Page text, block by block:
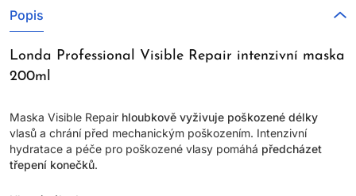
Popis
Londa Professional Visible Repair intenzivní maska
200ml
Maska Visible Repair hloubkově vyživuje poškozené délky
vlasů a chrání před mechanickým poškozením. Intenzivní
hydratace a péče pro poškozené vlasy pomáhá předcházet
třepení konečků.